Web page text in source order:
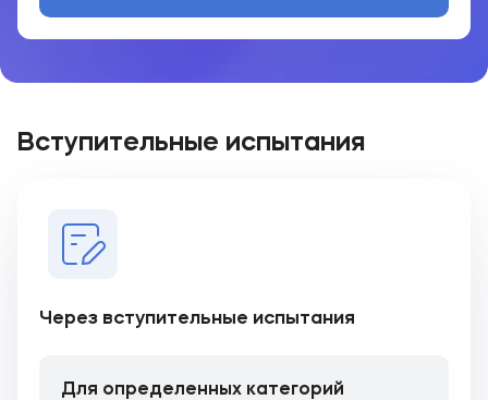
Вступительные испытания
Через вступительные испытания
Для определенных категорий